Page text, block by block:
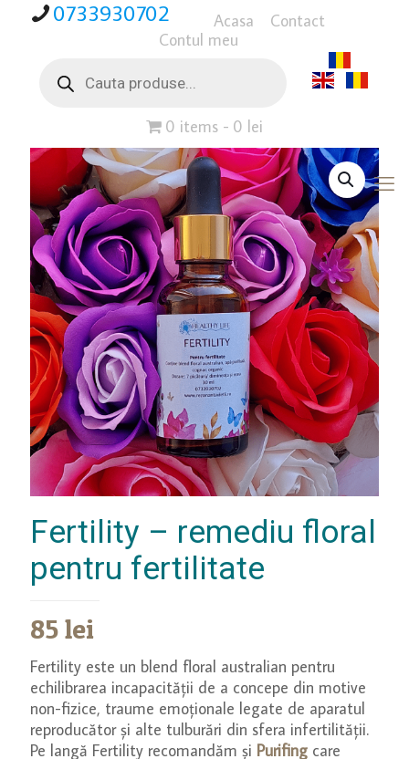
0733930702 Acasa
Contact
Contul meu
search
0 items 0 lei
Fertility – remediu floral
pentru fertilitate
85lei
Fertility este un blend floral australian pentru
echilibrarea incapacității de a concepe din motive
non-fizice, traume emoționale legate de aparatul
reproducător și alte tulburări din sfera infertilității.
Pe langă Fertility recomandăm și Purifing care